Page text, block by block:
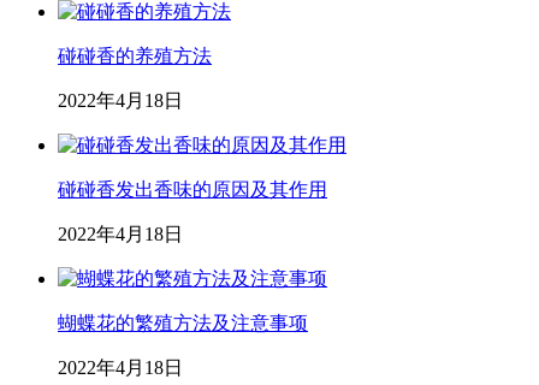
碰碰香的养殖方法
2022年4月18日
碰碰香发出香味的原因及其作用
2022年4月18日
蝴蝶花的繁殖方法及注意事项
2022年4月18日